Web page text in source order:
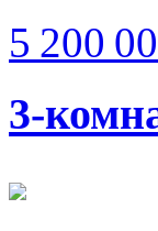
5 200
3-